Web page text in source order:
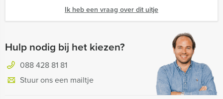
Ik heb een vraag over dit uitje
Hulp nodig bij het kiezen?
088 428 81 81
Stuur ons een mailtje